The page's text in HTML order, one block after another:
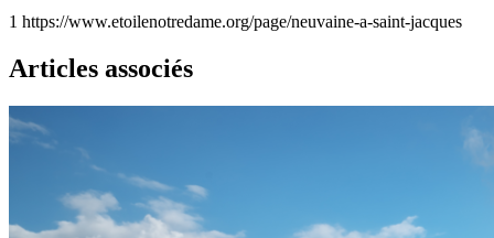
1 https://www.etoilenotredame.org/page/neuvaine-a-saint-jacques
Articles associés